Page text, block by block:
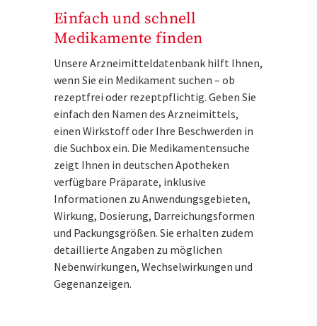
Einfach und schnell
Medikamente finden
Unsere Arzneimitteldatenbank hilft Ihnen,
wenn Sie ein Medikament suchen – ob
rezeptfrei oder rezeptpflichtig. Geben Sie
einfach den Namen des Arzneimittels,
einen Wirkstoff oder Ihre Beschwerden in
die Suchbox ein. Die Medikamentensuche
zeigt Ihnen in deutschen Apotheken
verfügbare Präparate, inklusive
Informationen zu Anwendungsgebieten,
Wirkung, Dosierung, Darreichungsformen
und Packungsgrößen. Sie erhalten zudem
detaillierte Angaben zu möglichen
Nebenwirkungen, Wechselwirkungen und
Gegenanzeigen.